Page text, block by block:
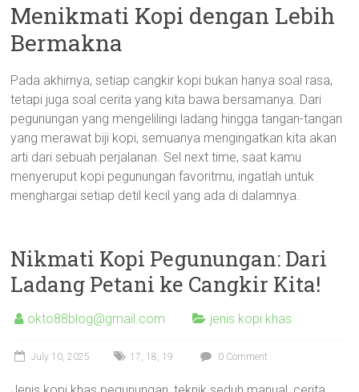
Menikmati Kopi dengan Lebih
Bermakna
Pada akhirnya, setiap cangkir kopi bukan hanya soal rasa,
tetapi juga soal cerita yang kita bawa bersamanya. Dari
pegunungan yang mengelilingi ladang hingga tangan-tangan
yang merawat biji kopi, semuanya mengingatkan kita akan
arti dari sebuah perjalanan. Sel next time, saat kamu
menyeruput kopi pegunungan favoritmu, ingatlah untuk
menghargai setiap detil kecil yang ada di dalamnya.
Nikmati Kopi Pegunungan: Dari
Ladang Petani ke Cangkir Kita!
okto88blog@gmail.com jenis kopi khas
July 10, 2025 17, 18, 19 0 Comment